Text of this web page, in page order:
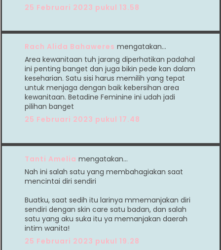
25 Februari 2023 pukul 13.58
Rach Alida Bahaweres mengatakan…
Area kewanitaan tuh jarang diperhatikan padahal
ini penting banget dan juga bikin pede kan dalam
keseharian. Satu sisi harus memilih yang tepat
untuk menjaga dengan baik kebersihan area
kewanitaan. Betadine Feminine ini udah jadi
pilihan banget
25 Februari 2023 pukul 17.48
Tanti Amelia mengatakan…
Nah ini salah satu yang membahagiakan saat
mencintai diri sendiri
Buatku, saat sedih itu larinya mmemanjakan diri
sendiri dengan skin care satu badan, dan salah
satu yang aku suka itu ya memanjakan daerah
intim wanita!
25 Februari 2023 pukul 19.28